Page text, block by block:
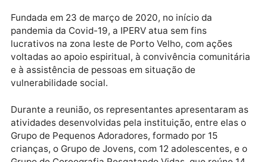
Silva e Lurenilde Silva.
Publicidade
Fundada em 23 de março de 2020, no início da
lucrativos na zona leste de Porto Velho, com ações
voltadas ao apoio espiritual, à convivência
e à assistência de pessoas em situação de
vulnerabilidade social.